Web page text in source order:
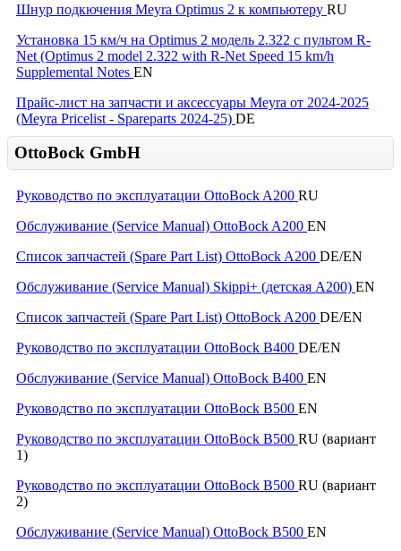
Шнур подкючения Meyra Optimus 2 к компьютеру RU
Установка 15 км/ч на Optimus 2 модель 2.322 с пультом R-
Net (Optimus 2 model 2.322 with R-Net Speed 15 km/h
Supplemental Notes EN
Прайс-лист на запчасти и аксессуары Meyra от 2024-2025
(Meyra Pricelist - Spareparts 2024-25) DE
OttoBock GmbH
Руководство по эксплуатации OttoBock A200 RU
Обслуживание (Service Manual) OttoBock A200 EN
Список запчастей (Spare Part List) OttoBock A200 DE/EN
Обслуживание (Service Manual) Skippi+ (детская А200) EN
Список запчастей (Spare Part List) OttoBock A200 DE/EN
Руководство по эксплуатации OttoBock B400 DE/EN
Обслуживание (Service Manual) OttoBock B400 EN
Руководство по эксплуатации OttoBock B500 EN
Руководство по эксплуатации OttoBock B500 RU (вариант
1)
Руководство по эксплуатации OttoBock B500 RU (вариант
2)
Обслуживание (Service Manual) OttoBock B500 EN